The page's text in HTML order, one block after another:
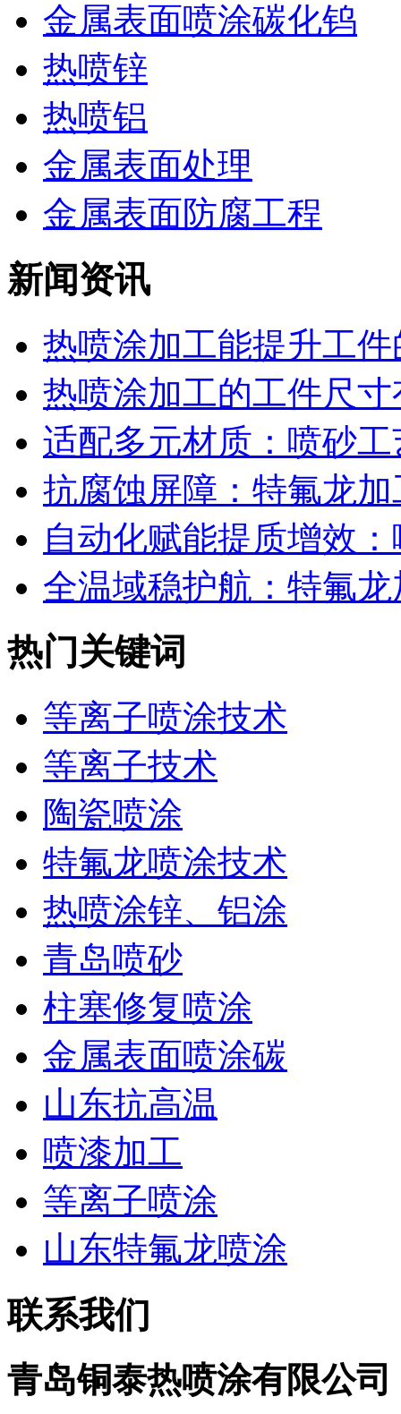
金属表面喷涂碳化钨
热喷锌
热喷铝
金属表面处理
金属表面防腐工程
新闻资讯
热喷涂加工能提升工件
热喷涂加工的工件尺寸
适配多元材质：喷砂工
抗腐蚀屏障：特氟龙加
自动化赋能提质增效
全温域稳护航：特氟龙
热门关键词
等离子喷涂技术
等离子技术
陶瓷喷涂
特氟龙喷涂技术
热喷涂锌、铝涂
青岛喷砂
柱塞修复喷涂
金属表面喷涂碳
山东抗高温
喷漆加工
等离子喷涂
山东特氟龙喷涂
联系我们
青岛铜泰热喷涂有限公